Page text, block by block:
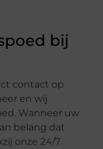
bij
contact op
en wij
Wanneer uw
belang dat
onze 24/7